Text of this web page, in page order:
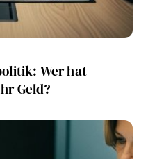
Wer hat
Geld?